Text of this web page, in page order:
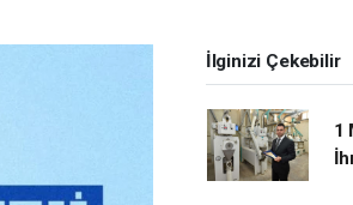
İlginizi Çekebilir
1